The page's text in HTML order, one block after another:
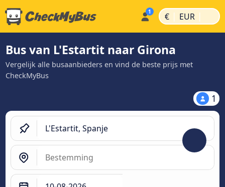
€ | EUR |
Bus van L'Estartit naar Girona
Vergelijk alle busaanbieders en vind de beste prijs met
CheckMyBus
1